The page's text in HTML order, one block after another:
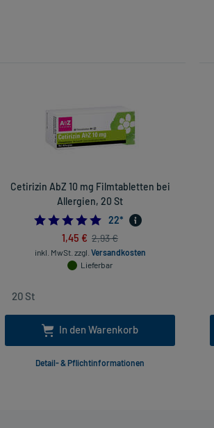
Cetirizin AbZ 10 mg Filmtabletten bei
Allergien, 20 St
4.954545454545454
22*
1,45 € 2,93 €
inkl. MwSt. zzgl. Versandkosten
Lieferbar
In den Warenkorb
Detail- & Pflichtinformationen